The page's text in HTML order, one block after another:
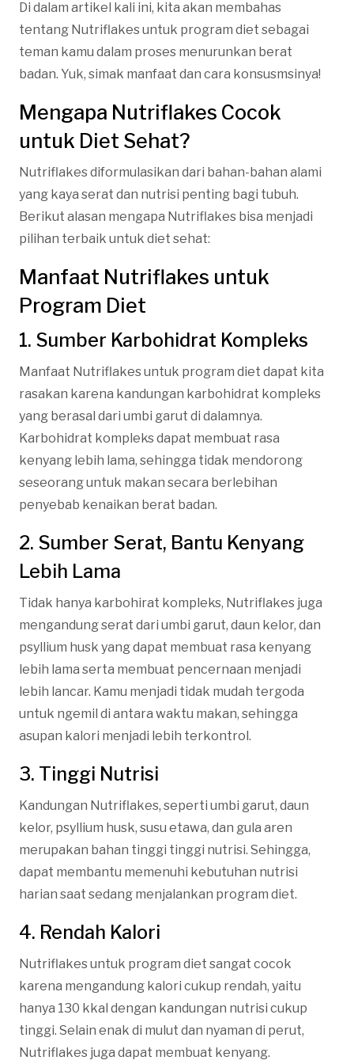
Di dalam artikel kali ini, kita akan membahas
tentang Nutriflakes untuk program diet sebagai
teman kamu dalam proses menurunkan berat
badan. Yuk, simak manfaat dan cara konsusmsinya!
Mengapa Nutriflakes Cocok
untuk Diet Sehat?
Nutriflakes diformulasikan dari bahan-bahan alami
yang kaya serat dan nutrisi penting bagi tubuh.
Berikut alasan mengapa Nutriflakes bisa menjadi
pilihan terbaik untuk diet sehat:
Manfaat Nutriflakes untuk
Program Diet
1. Sumber Karbohidrat Kompleks
Manfaat Nutriflakes untuk program diet dapat kita
rasakan karena kandungan karbohidrat kompleks
yang berasal dari umbi garut di dalamnya.
Karbohidrat kompleks dapat membuat rasa
kenyang lebih lama, sehingga tidak mendorong
seseorang untuk makan secara berlebihan
penyebab kenaikan berat badan.
2. Sumber Serat, Bantu Kenyang
Lebih Lama
Tidak hanya karbohirat kompleks, Nutriflakes juga
mengandung serat dari umbi garut, daun kelor, dan
psyllium husk yang dapat membuat rasa kenyang
lebih lama serta membuat pencernaan menjadi
lebih lancar. Kamu menjadi tidak mudah tergoda
untuk ngemil di antara waktu makan, sehingga
asupan kalori menjadi lebih terkontrol.
3. Tinggi Nutrisi
Kandungan Nutriflakes, seperti umbi garut, daun
kelor, psyllium husk, susu etawa, dan gula aren
merupakan bahan tinggi tinggi nutrisi. Sehingga,
dapat membantu memenuhi kebutuhan nutrisi
harian saat sedang menjalankan program diet.
4. Rendah Kalori
Nutriflakes untuk program diet sangat cocok
karena mengandung kalori cukup rendah, yaitu
hanya 130 kkal dengan kandungan nutrisi cukup
tinggi. Selain enak di mulut dan nyaman di perut,
Nutriflakes juga dapat membuat kenyang.